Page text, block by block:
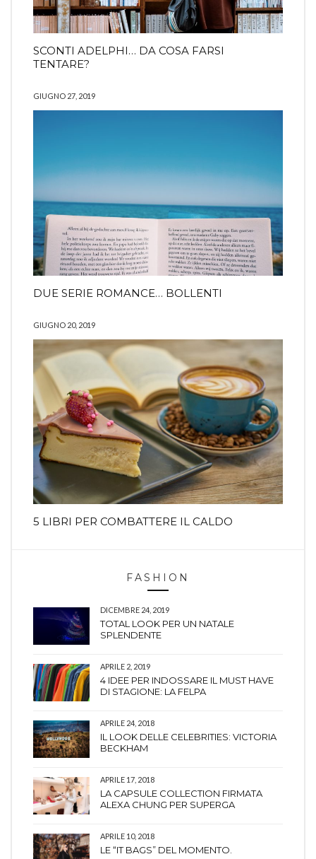
SCONTI ADELPHI… DA COSA FARSI
TENTARE?
GIUGNO 27, 2019
DUE SERIE ROMANCE… BOLLENTI
GIUGNO 20, 2019
5 LIBRI PER COMBATTERE IL CALDO
FASHION
DICEMBRE 24, 2019
TOTAL LOOK PER UN NATALE
SPLENDENTE
APRILE 2, 2019
4 IDEE PER INDOSSARE IL MUST HAVE
DI STAGIONE: LA FELPA
APRILE 24, 2018
IL LOOK DELLE CELEBRITIES: VICTORIA
BECKHAM
APRILE 17, 2018
LA CAPSULE COLLECTION FIRMATA
ALEXA CHUNG PER SUPERGA
APRILE 10, 2018
LE “IT BAGS” DEL MOMENTO.